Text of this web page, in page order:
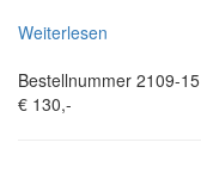
Weiterlesen
Bestellnummer 2109-15
€ 130,-